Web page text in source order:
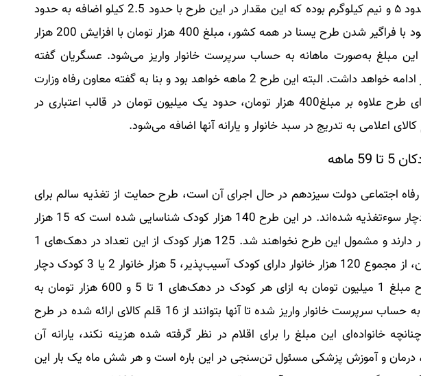
طرح کالابرگ مجموع وزن لبنیات حدود ۵ و نیم کیلوگرم بوده که این مقدار در این طرح با حدود 2.5 کیلو اضافه به حدود
۸ کیلوگرم رسیده است. گفته می‌شود با فراگیر شدن طرح یسنا در همه کشور، مبلغ 400 هزار تومان با افزایش 200 هزار
برسد. این مبلغ به‌صورت ماهانه به حساب سرپرست خانوار واریز می‌شود. عسگریان گفته
است که این طرح در سال آینده نیز ادامه خواهد داشت. البته این طرح 2 ماهه خواهد بود و بنا به گفته معاون رفاه وزارت
تعاون، کار و رفاه اجتماعی در ابتدای طرح علاوه بر مبلغ400 هزار تومان، حدود یک میلیون تومان در قالب اعتباری در
اجتماعی دولت سیزدهم در حال اجرای آن است، طرح حمایت از تغذیه سالم برای
کودکان 5 تا 59 ماهه‌ای است که دچار سوءتغذیه شده‌اند. در این طرح 140 هزار کودک شناسایی شده است که 15 هزار
نفر از آنها در دهک‌های 8 تا 10 قرار دارند و مشمول این طرح نخواهند شد. 125 هزار کودک از این تعداد در دهک‌های 1
تا 7 قرار دارند. بنا به گفته عسگریان، از مجموع 120 هزار خانوار دارای کودک آسیب‌پذیر، 5 هزار خانوار 2 یا 3 کودک دچار
سوءتغذیه باشند. براساس این طرح مبلغ 1 میلیون تومان به ازای هر کودک در دهک‌های 1 تا 5 و 600 هزار تومان به
ازای هر کودک در دهک‌های 6 تا 7 به حساب سرپرست خانوار واریز شده تا آنها بتوانند از 16 قلم کالای ارائه شده در طرح
خانواده‌ای این مبلغ را برای اقلام در نظر گرفته شده هزینه نکند، یارانه آن
درمان و آموزش پزشکی مسئول تن‌سنجی در این باره است و هر شش ماه یک بار این